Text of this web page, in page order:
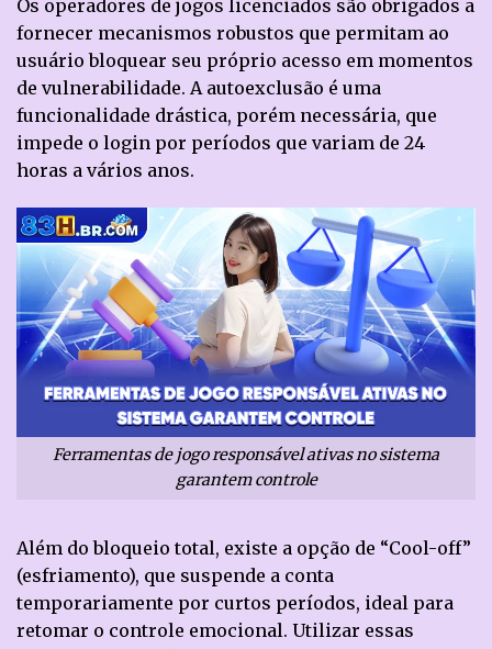
Os operadores de jogos licenciados são obrigados a
fornecer mecanismos robustos que permitam ao
usuário bloquear seu próprio acesso em momentos
de vulnerabilidade. A autoexclusão é uma
funcionalidade drástica, porém necessária, que
impede o login por períodos que variam de 24
horas a vários anos.
Ferramentas de jogo responsável ativas no sistema
garantem controle
Além do bloqueio total, existe a opção de “Cool-off”
(esfriamento), que suspende a conta
temporariamente por curtos períodos, ideal para
retomar o controle emocional. Utilizar essas